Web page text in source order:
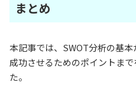
まとめ
本記事では、SWOT分析の基本
成功させるためのポイントま
た。